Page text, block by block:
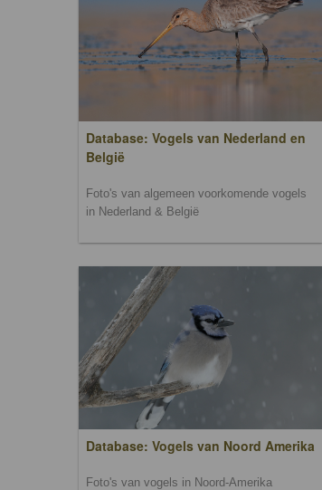
Database: Vogels van Nederland en
België
Foto's van algemeen voorkomende vogels
in Nederland & België
Database: Vogels van Noord Amerika
Foto's van vogels in Noord-Amerika